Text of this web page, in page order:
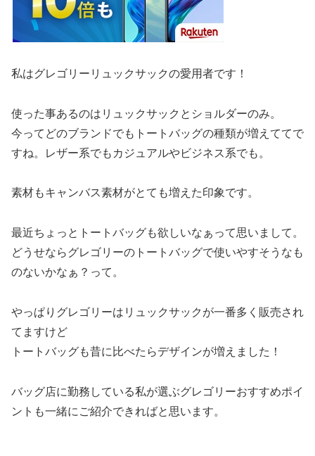
私はグレゴリーリュックサックの愛用者です！
使った事あるのはリュックサックとショルダーのみ。
今ってどのブランドでもトートバッグの種類が増えててで
すね。レザー系でもカジュアルやビジネス系でも。
素材もキャンバス素材がとても増えた印象です。
最近ちょっとトートバッグも欲しいなぁって思いまして。
どうせならグレゴリーのトートバッグで使いやすそうなも
のないかなぁ？って。
やっぱりグレゴリーはリュックサックが一番多く販売され
てますけど
トートバッグも昔に比べたらデザインが増えました！
バッグ店に勤務している私が選ぶグレゴリーおすすめポイ
ントも一緒にご紹介できればと思います。